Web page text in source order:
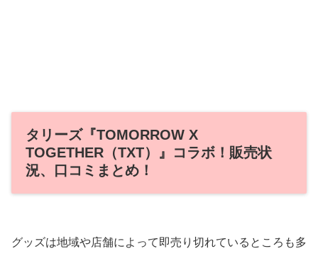
タリーズ『TOMORROW X
TOGETHER（TXT）』コラボ！販売状
況、口コミまとめ！
グッズは地域や店舗によって即売り切れているところも多